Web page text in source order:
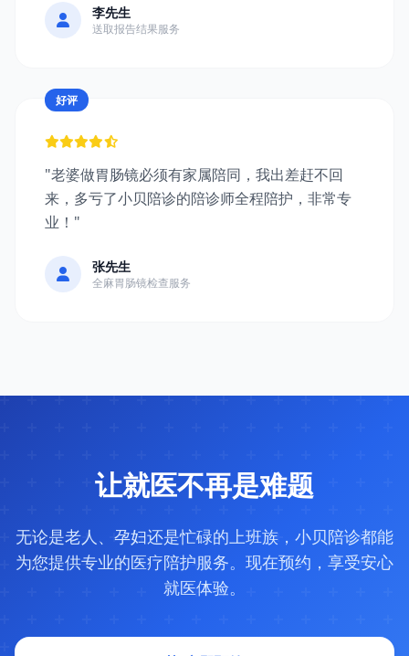
李先生
送取报告结果服务
好评
"老婆做胃肠镜必须有家属陪同，我出差赶不回
来，多亏了小贝陪诊的陪诊师全程陪护，非常专
业！"
张先生
全麻胃肠镜检查服务
让就医不再是难题
无论是老人、孕妇还是忙碌的上班族，小贝陪诊都能
为您提供专业的医疗陪护服务。现在预约，享受安心
就医体验。